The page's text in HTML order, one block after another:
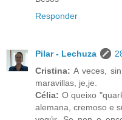
Responder
Pilar - Lechuza
Cristina: A veces,
maravillas, je,je.
Célia: O queixo
alemana, cremoso e